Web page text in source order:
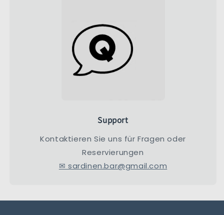
Support
Kontaktieren Sie uns für Fragen oder
Reservierungen
✉ sardinen.bar@gmail.com